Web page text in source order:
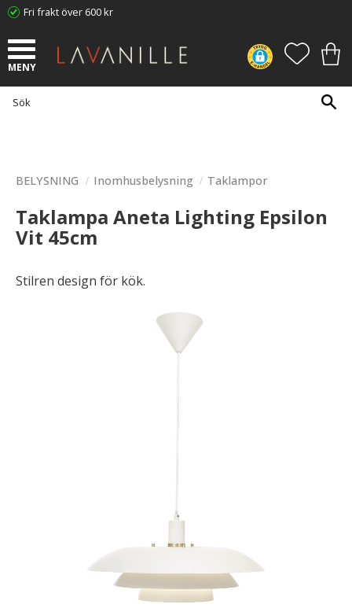
Fri frakt över 600 kr
BELYSNING Inomhusbelysning Taklampor
Taklampa Aneta Lighting Epsilon
Vit 45cm
Stilren design för kök.